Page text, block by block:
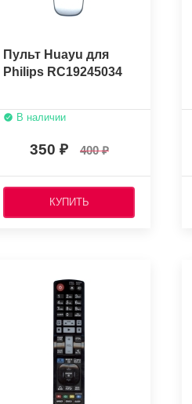
Пульт Huayu для
Philips RC19245034
В наличии
350 400
КУПИТЬ